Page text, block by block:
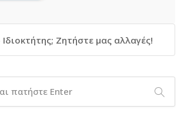
Ιδιοκτήτης; Ζητήστε μας αλλαγές!